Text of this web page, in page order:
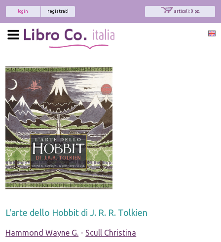
articoli: 0 pz.
registrati
login
L'arte dello Hobbit di J. R. R. Tolkien
Hammond Wayne G. - Scull Christina